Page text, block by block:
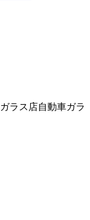
ガラス店自動車ガラ